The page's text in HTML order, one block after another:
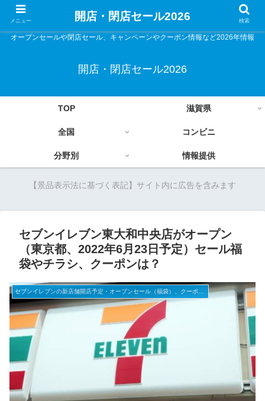
オープンセールや閉店セール、キャンペーンやクーポン情報など2026年情報
開店・閉店セール2026
TOP 滋賀県
全国 コンビニ
分野別 情報提供
【景品表示法に基づく表記】サイト内に広告を含みます
セブンイレブン東大和中央店がオープン
（東京都、2022年6月23日予定）セール福
袋やチラシ、クーポンは？
メニュー 開店・閉店セール2026 検索